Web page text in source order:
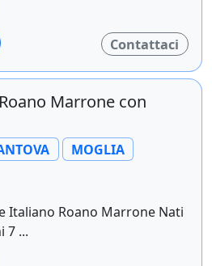
Contattaci
Marrone con
MOGLIA
Italiano Roano Marrone Nati
7 ...